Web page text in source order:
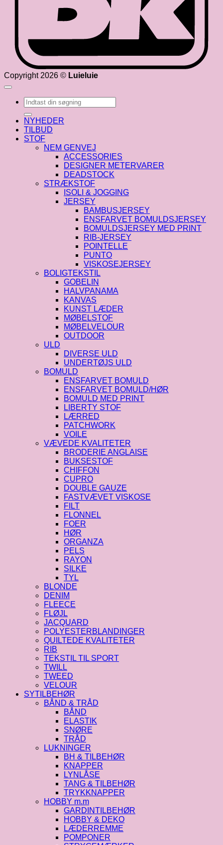
Copyright 2026 © Luieluie
Søg
efter:
NYHEDER
TILBUD
STOF
NEM GENVEJ
ACCESSORIES
DESIGNER METERVARER
DEADSTOCK
STRÆKSTOF
ISOLI & JOGGING
JERSEY
BAMBUSJERSEY
ENSFARVET BOMULDSJERSEY
BOMULDSJERSEY MED PRINT
RIB-JERSEY
POINTELLE
PUNTO
VISKOSEJERSEY
BOLIGTEKSTIL
GOBELIN
HALVPANAMA
KANVAS
KUNST LÆDER
MØBELSTOF
MØBELVELOUR
OUTDOOR
ULD
DIVERSE ULD
UNDERTØJS ULD
BOMULD
ENSFARVET BOMULD
ENSFARVET BOMULD/HØR
BOMULD MED PRINT
LIBERTY STOF
LÆRRED
PATCHWORK
VOILE
VÆVEDE KVALITETER
BRODERIE ANGLAISE
BUKSESTOF
CHIFFON
CUPRO
DOUBLE GAUZE
FASTVÆVET VISKOSE
FILT
FLONNEL
FOER
HØR
ORGANZA
PELS
RAYON
SILKE
TYL
BLONDE
DENIM
FLEECE
FLØJL
JACQUARD
POLYESTERBLANDINGER
QUILTEDE KVALITETER
RIB
TEKSTIL TIL SPORT
TWILL
TWEED
VELOUR
SYTILBEHØR
BÅND & TRÅD
BÅND
ELASTIK
SNØRE
TRÅD
LUKNINGER
BH & TILBEHØR
KNAPPER
LYNLÅSE
TANG & TILBEHØR
TRYKKNAPPER
HOBBY m.m
GARDINTILBEHØR
HOBBY & DEKO
LÆDERREMME
POMPONER